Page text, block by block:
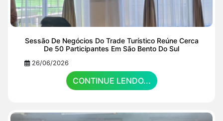
Sessão De Negócios Do Trade Turístico Reúne Cerca
De 50 Participantes Em São Bento Do Sul
26/06/2026
CONTINUE LENDO...